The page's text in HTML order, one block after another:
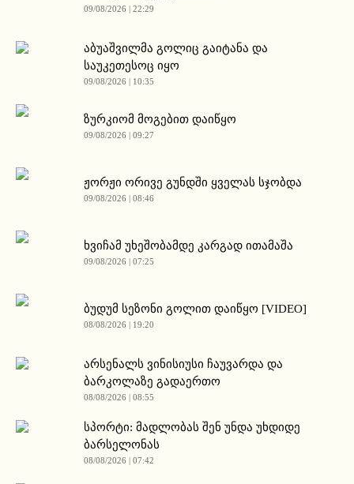
09/08/2026 | 22:29
აბუაშვილმა გოლიც გაიტანა და
საუკეთესოც იყო
09/08/2026 | 10:35
ზურკიომ მოგებით დაიწყო
09/08/2026 | 09:27
ჟორჟი ორივე გუნდში ყველას სჯობდა
09/08/2026 | 08:46
ხვიჩამ უხეშობამდე კარგად ითამაშა
09/08/2026 | 07:25
ბუდუმ სეზონი გოლით დაიწყო [VIDEO]
08/08/2026 | 19:20
არსენალს ვინისიუსი ჩაუვარდა და
ბარკოლაზე გადაერთო
08/08/2026 | 08:55
სპორტი: მადლობას შენ უნდა უხდიდე
ბარსელონას
08/08/2026 | 07:42